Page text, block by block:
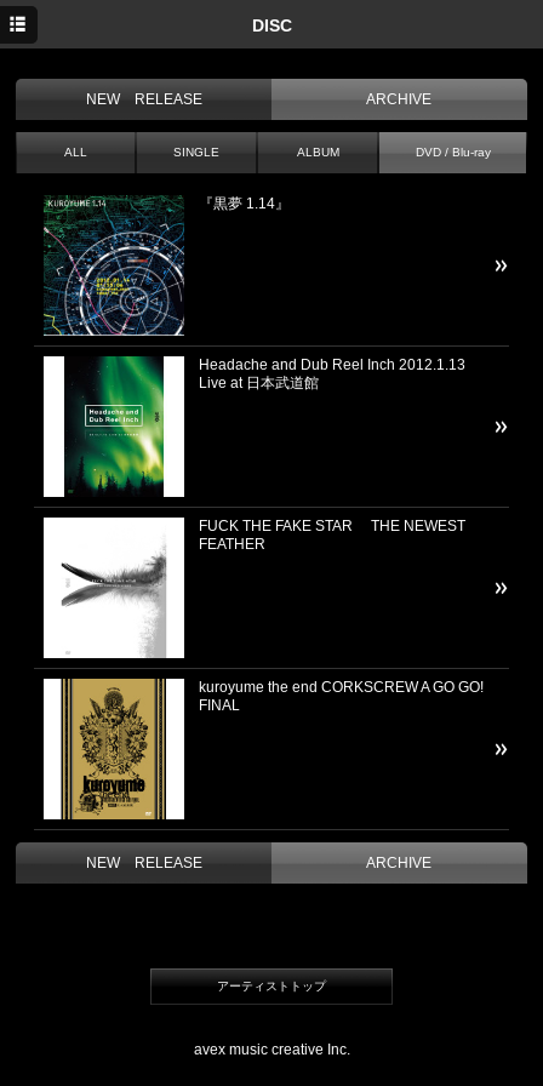
DISC
NEW RELEASE ARCHIVE
ALL SINGLE ALBUM DVD / Blu-ray
『黒夢 1.14』
Headache and Dub Reel Inch 2012.1.13
Live at 日本武道館
FUCK THE FAKE STAR THE NEWEST
FEATHER
kuroyume the end CORKSCREW A GO GO!
FINAL
NEW RELEASE ARCHIVE
アーティストトップ
avex music creative Inc.
MEDIA
DISC
twitter